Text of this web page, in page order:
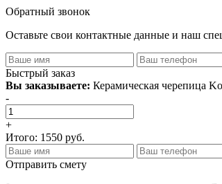
Обратный звонок
Оставьте свои контактные данные и наш
Быстрый заказ
Вы заказываете: Керамическая черепица
-
+
Итого: 1550 руб.
Отправить смету